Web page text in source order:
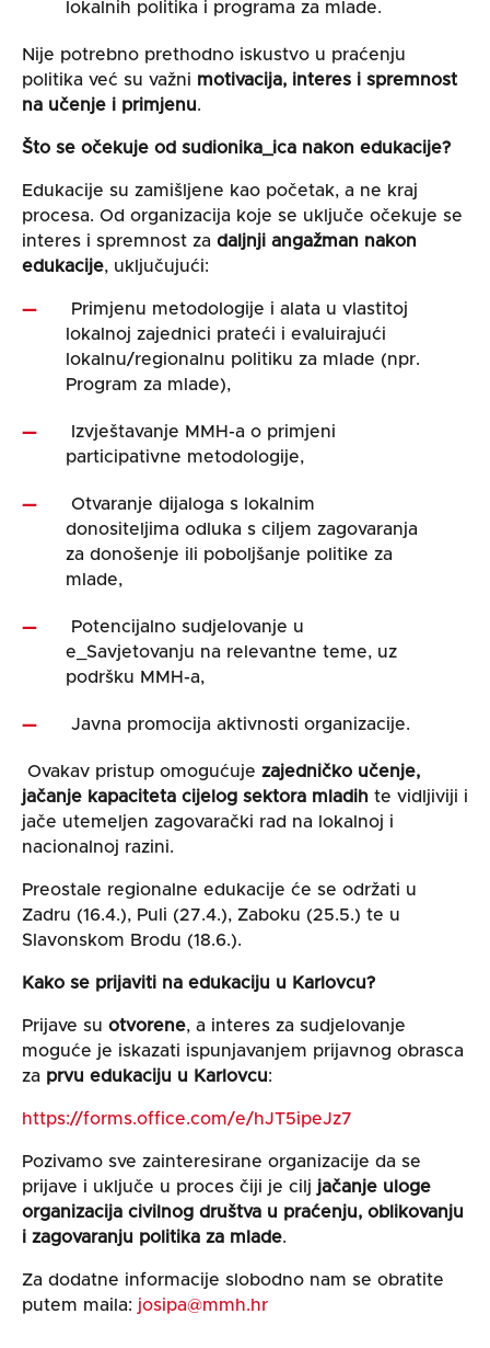
lokalnih politika i programa za mlade.
Nije potrebno prethodno iskustvo u praćenju
politika već su važni motivacija, interes i spremnost
na učenje i primjenu.
Što se očekuje od sudionika_ica nakon edukacije?
Edukacije su zamišljene kao početak, a ne kraj
procesa. Od organizacija koje se uključe očekuje se
interes i spremnost za daljnji angažman nakon
edukacije, uključujući:
Primjenu metodologije i alata u vlastitoj
lokalnoj zajednici prateći i evaluirajući
lokalnu/regionalnu politiku za mlade (npr.
Program za mlade),
Izvještavanje MMH-a o primjeni
participativne metodologije,
Otvaranje dijaloga s lokalnim
donositeljima odluka s ciljem zagovaranja
za donošenje ili poboljšanje politike za
mlade,
Potencijalno sudjelovanje u
e_Savjetovanju na relevantne teme, uz
podršku MMH-a,
Javna promocija aktivnosti organizacije.
Ovakav pristup omogućuje zajedničko učenje,
jačanje kapaciteta cijelog sektora mladih te vidljiviji i
jače utemeljen zagovarački rad na lokalnoj i
nacionalnoj razini.
Preostale regionalne edukacije će se održati u
Zadru (16.4.), Puli (27.4.), Zaboku (25.5.) te u
Slavonskom Brodu (18.6.).
Kako se prijaviti na edukaciju u Karlovcu?
Prijave su otvorene, a interes za sudjelovanje
moguće je iskazati ispunjavanjem prijavnog obrasca
za prvu edukaciju u Karlovcu:
https://forms.office.com/e/hJT5ipeJz7
Pozivamo sve zainteresirane organizacije da se
prijave i uključe u proces čiji je cilj jačanje uloge
organizacija civilnog društva u praćenju, oblikovanju
i zagovaranju politika za mlade.
Za dodatne informacije slobodno nam se obratite
putem maila: josipa@mmh.hr